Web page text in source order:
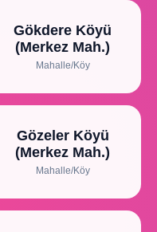
Gökdere Köyü
(Merkez Mah.)
Mahalle/Köy
Gözeler Köyü
(Merkez Mah.)
Mahalle/Köy